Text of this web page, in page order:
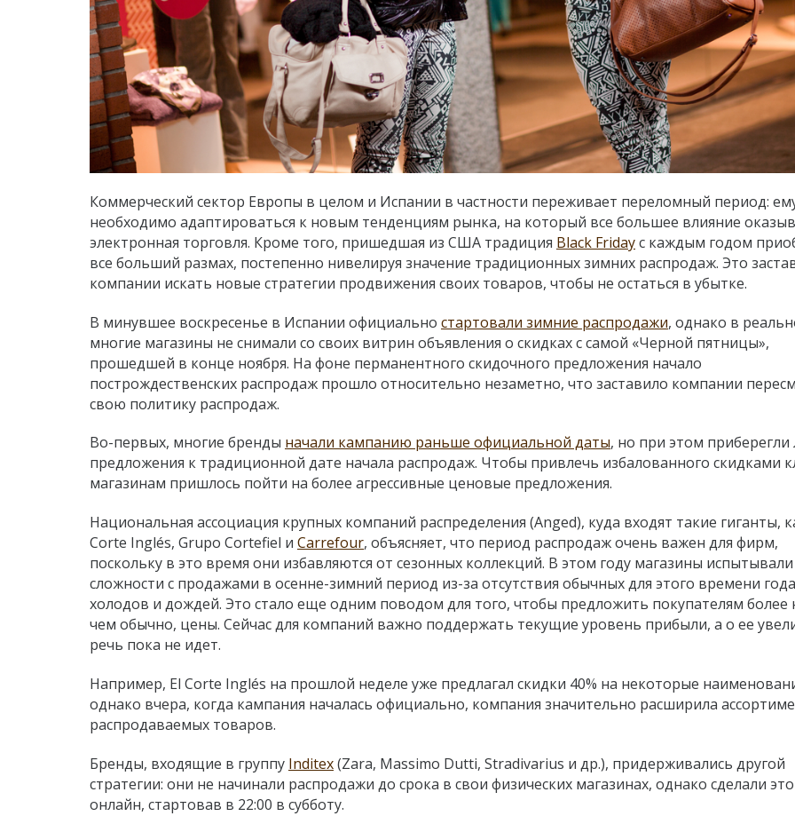
Коммерческий сектор Европы в целом и Испании в частности переживает переломный период:
необходимо адаптироваться к новым тенденциям рынка, на который все большее влияние
электронная торговля. Кроме того, пришедшая из США традиция Black Fridayс каждым годом
все больший размах, постепенно нивелируя значение традиционных зимних распродаж. Это
компании искать новые стратегии продвижения своих товаров, чтобы не остаться в убытке.
В минувшее воскресенье в Испании официально стартовали зимние распродажи, однако в
многие магазины не снимали со своих витрин объявления о скидках с самой «Черной пятницы»,
прошедшей в конце ноября. На фоне перманентного скидочного предложения начало
построждественских распродаж прошло относительно незаметно, что заставило компании
свою политику распродаж.
Во-первых, многие бренды начали кампанию раньше официальной даты, но при этом
предложения к традиционной дате начала распродаж. Чтобы привлечь избалованного скидками
магазинам пришлось пойти на более агрессивные ценовые предложения.
Национальная ассоциация крупных компаний распределения (Anged), куда входят такие гиганты,
Corte Inglés, Grupo Cortefiel и Carrefour, объясняет, что период распродаж очень важен для фирм,
поскольку в это время они избавляются от сезонных коллекций. В этом году магазины испытывали
сложности с продажами в осенне-зимний период из-за отсутствия обычных для этого времени года
холодов и дождей. Это стало еще одним поводом для того, чтобы предложить покупателям более
чем обычно, цены. Сейчас для компаний важно поддержать текущие уровень прибыли, а о ее
речь пока не идет.
Например, El Corte Inglés на прошлой неделе уже предлагал скидки 40% на некоторые
однако вчера, когда кампания началась официально, компания значительно расширила
распродаваемых товаров.
Бренды, входящие в группу Inditex(Zara, Massimo Dutti, Stradivarius и др.), придерживались другой
стратегии: они не начинали распродажи до срока в свои физических магазинах, однако сделали это
онлайн, стартовав в 22:00 в субботу.